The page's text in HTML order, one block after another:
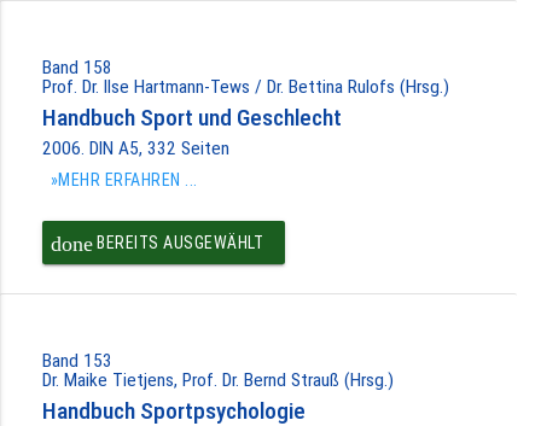
Band 158
Prof. Dr. Ilse Hartmann-Tews / Dr. Bettina Rulofs (Hrsg.)
Handbuch Sport und Geschlecht
2006. DIN A5, 332 Seiten
»MEHR ERFAHREN ...
doneBEREITS AUSGEWÄHLT
Band 153
Dr. Maike Tietjens, Prof. Dr. Bernd Strauß (Hrsg.)
Handbuch Sportpsychologie